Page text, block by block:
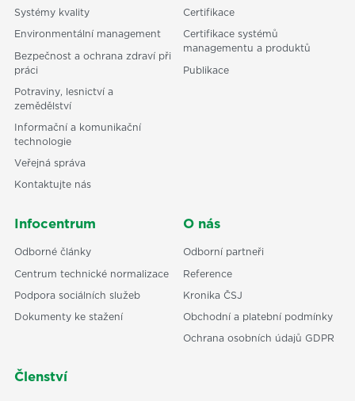
Systémy kvality
Environmentální management
Bezpečnost a ochrana zdraví při
práci
Potraviny, lesnictví a
zemědělství
Informační a komunikační
technologie
Veřejná správa
Kontaktujte nás
Certifikace
Certifikace systémů
managementu a produktů
Publikace
Infocentrum
Odborné články
Centrum technické normalizace
Podpora sociálních služeb
Dokumenty ke stažení
O nás
Odborní partneři
Reference
Kronika ČSJ
Obchodní a platební podmínky
Ochrana osobních údajů GDPR
Členství